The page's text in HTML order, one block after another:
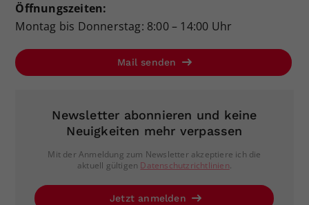
Öffnungszeiten:
Montag bis Donnerstag: 8:00 – 14:00 Uhr
Mail senden
Newsletter abonnieren und keine
Neuigkeiten mehr verpassen
Mit der Anmeldung zum Newsletter akzeptiere ich die
aktuell gültigen Datenschutzrichtlinien.
Jetzt anmelden